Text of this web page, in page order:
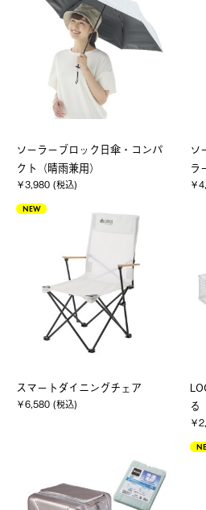
ソーラーブロック日傘・コンパ
クト（晴雨兼用）
￥3,980 (税込)
ソ
ラ
￥
NEW
スマートダイニングチェア
￥6,580 (税込)
る
￥